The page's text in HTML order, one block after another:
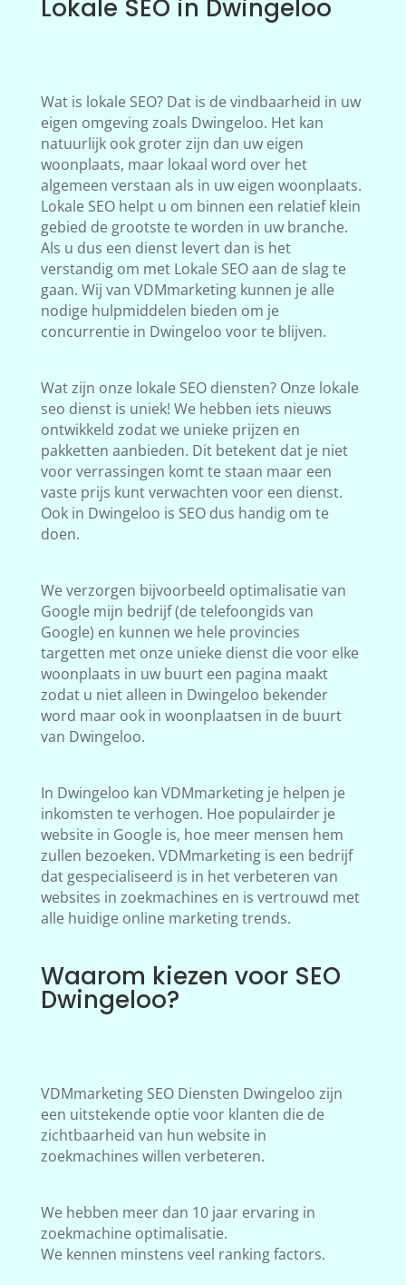
Lokale SEO in Dwingeloo
Wat is lokale SEO? Dat is de vindbaarheid in uw
eigen omgeving zoals Dwingeloo. Het kan
natuurlijk ook groter zijn dan uw eigen
woonplaats, maar lokaal word over het
algemeen verstaan als in uw eigen woonplaats.
Lokale SEO helpt u om binnen een relatief klein
gebied de grootste te worden in uw branche.
Als u dus een dienst levert dan is het
verstandig om met Lokale SEO aan de slag te
gaan. Wij van VDMmarketing kunnen je alle
nodige hulpmiddelen bieden om je
concurrentie in Dwingeloo voor te blijven.
Wat zijn onze lokale SEO diensten? Onze lokale
seo dienst is uniek! We hebben iets nieuws
ontwikkeld zodat we unieke prijzen en
pakketten aanbieden. Dit betekent dat je niet
voor verrassingen komt te staan maar een
vaste prijs kunt verwachten voor een dienst.
Ook in Dwingeloo is SEO dus handig om te
doen.
We verzorgen bijvoorbeeld optimalisatie van
Google mijn bedrijf (de telefoongids van
Google) en kunnen we hele provincies
targetten met onze unieke dienst die voor elke
woonplaats in uw buurt een pagina maakt
zodat u niet alleen in Dwingeloo bekender
word maar ook in woonplaatsen in de buurt
van Dwingeloo.
In Dwingeloo kan VDMmarketing je helpen je
inkomsten te verhogen. Hoe populairder je
website in Google is, hoe meer mensen hem
zullen bezoeken. VDMmarketing is een bedrijf
dat gespecialiseerd is in het verbeteren van
websites in zoekmachines en is vertrouwd met
alle huidige online marketing trends.
Waarom kiezen voor SEO
Dwingeloo?
VDMmarketing SEO Diensten Dwingeloo zijn
een uitstekende optie voor klanten die de
zichtbaarheid van hun website in
zoekmachines willen verbeteren.
We hebben meer dan 10 jaar ervaring in
zoekmachine optimalisatie.
We kennen minstens veel ranking factors.